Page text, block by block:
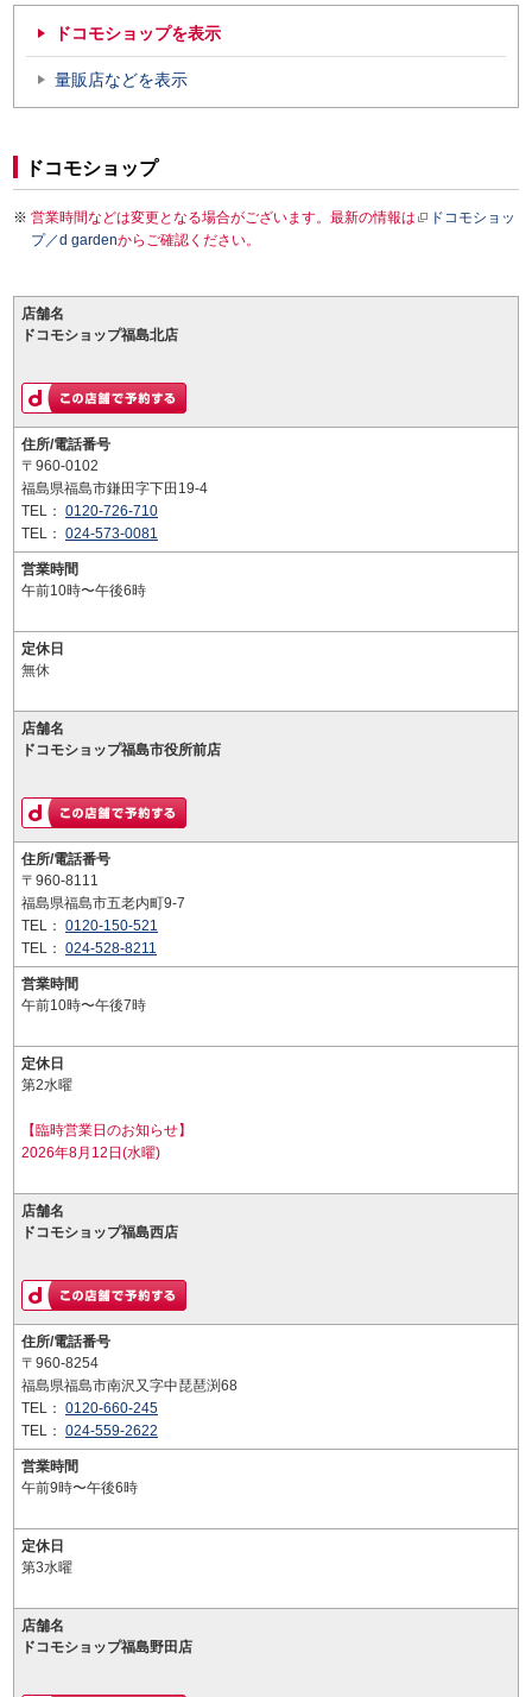
ドコモショップを表示
量販店などを表示
ドコモショップ
営業時間などは変更となる場合がございます。最新の情報は
ドコモショッ
プ／d gardenからご確認ください。
店舗名
ドコモショップ福島北店
住所/電話番号
〒960-0102
福島県福島市鎌田字下田19-4
TEL： 0120-726-710
TEL： 024-573-0081
営業時間
午前10時〜午後6時
定休日
無休
店舗名
ドコモショップ福島市役所前店
住所/電話番号
〒960-8111
福島県福島市五老内町9-7
TEL： 0120-150-521
TEL： 024-528-8211
営業時間
午前10時〜午後7時
定休日
第2水曜
【臨時営業日のお知らせ】
2026年8月12日(水曜)
店舗名
ドコモショップ福島西店
住所/電話番号
〒960-8254
福島県福島市南沢又字中琵琶渕68
TEL： 0120-660-245
TEL： 024-559-2622
営業時間
午前9時〜午後6時
定休日
第3水曜
店舗名
ドコモショップ福島野田店